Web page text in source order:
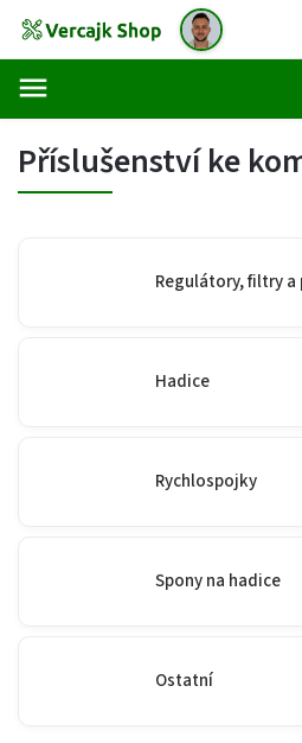
Příslušenství ke
Regulátory, filtry a
Hadice
Rychlospojky
Spony na hadice
Ostatní